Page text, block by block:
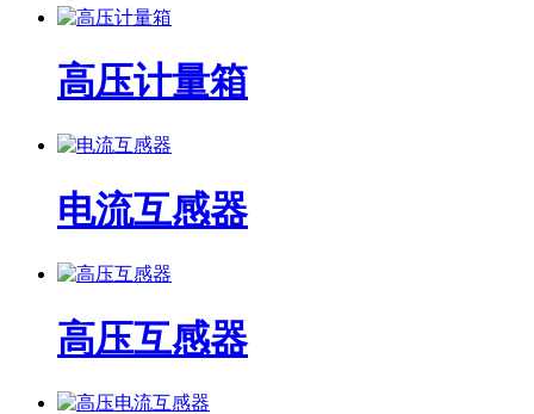
高压计量箱
电流互感器
高压互感器